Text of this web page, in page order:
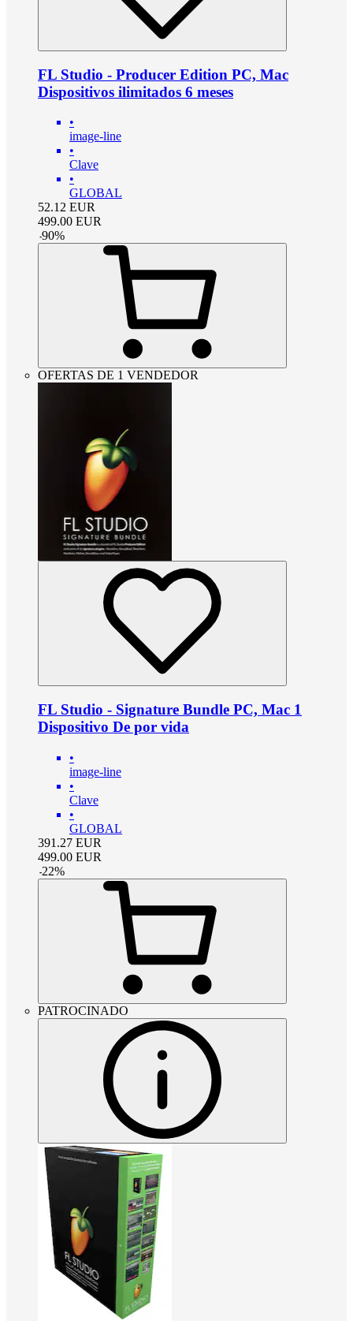
FL Studio - Producer Edition PC, Mac
Dispositivos ilimitados 6 meses
•
image-line
•
Clave
•
GLOBAL
52.12 EUR
499.00 EUR
-90%
OFERTAS DE 1 VENDEDOR
FL Studio - Signature Bundle PC, Mac 1
Dispositivo De por vida
•
image-line
•
Clave
•
GLOBAL
391.27 EUR
499.00 EUR
-22%
PATROCINADO